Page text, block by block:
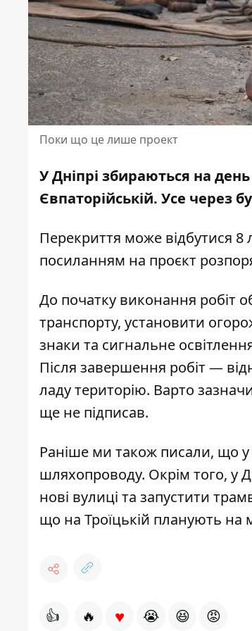
Поки що це лише проект
У Дніпрі збираються на
Євпаторійській. Усе через
Перекриття може відбутися
посиланням на проєкт
До початку виконання робіт
транспорту, установити
знаки та сигнальне
Після завершення робіт —
ладу територію. Варто
ще не підписав.
Раніше ми також писали, що у
шляхопроводу. Окрім того, у
нові вулиці та запустити
що на Троїцькій планують на
👍 🔥 ♥ 😭 😆 😡